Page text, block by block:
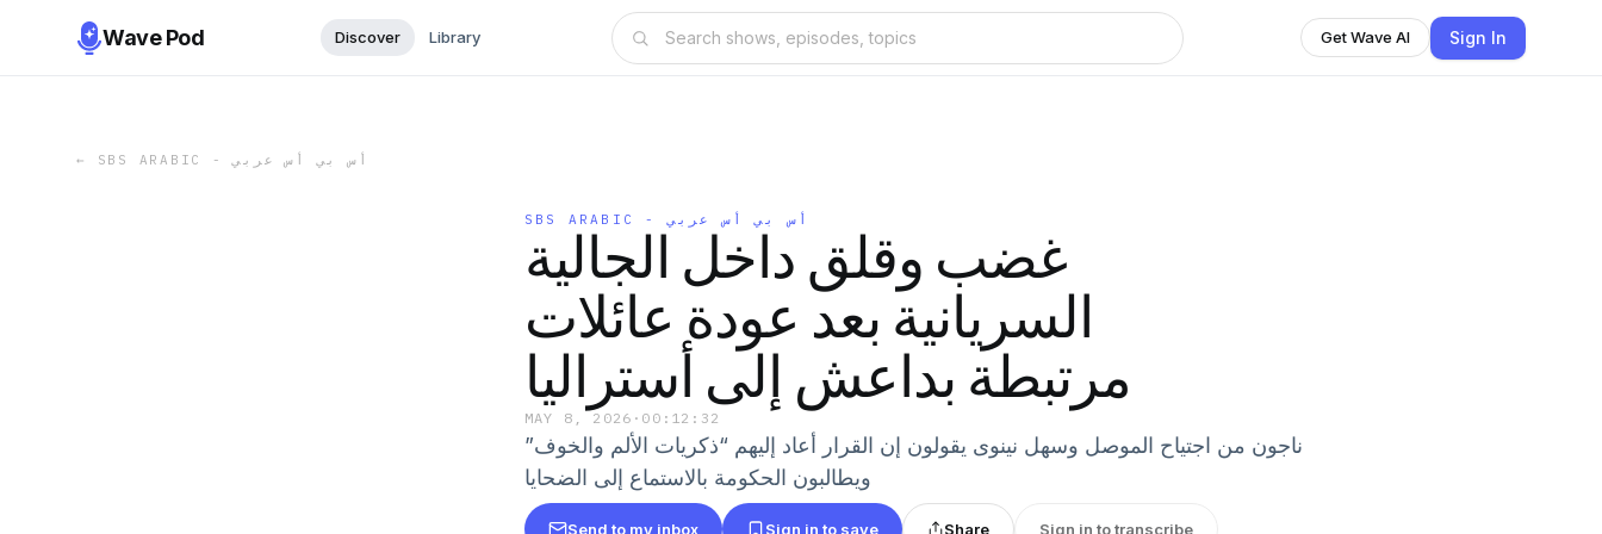
Wave Pod Discover Library Get Wave AI Sign In
← SBS ARABIC - أس بي أس عربي
SBS ARABIC - أس بي أس عربي
غضب وقلق داخل الجالية
السريانية بعد عودة عائلات
مرتبطة بداعش إلى أستراليا
MAY 8, 2026 · 00:12:32
ناجون من اجتياح الموصل وسهل نينوى يقولون إن القرار أعاد إليهم “ذكريات الألم والخوف”
ويطالبون الحكومة بالاستماع إلى الضحايا
Send to my inbox Sign in to save Share Sign in to transcribe